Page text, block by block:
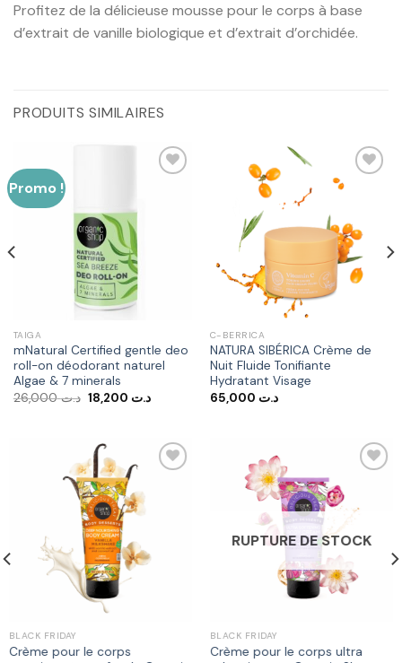
Profitez de la délicieuse mousse pour le corps à base
d’extrait de vanille biologique et d’extrait d’orchidée.
PRODUITS SIMILAIRES
Promo !
TAIGA
mNatural Certified gentle deo
roll-on déodorant naturel
Algae & 7 minerals
د.ت26,000 Le
prix
د.تLe
à la liste
d’envies
C-BERRICA
NATURA SIBÉRICA Crème de
Nuit Fluide Tonifiante
Hydratant Visage
د.ت
Ajouter
BLACK FRIDAY
Crème pour le corps
Ajouter
d’envies
RUPTURE DE STOCK
BLACK FRIDAY
Crème pour le corps ultra